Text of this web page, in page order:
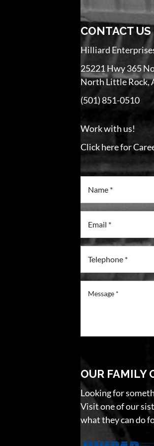
CONTACT US
Hilliard
25221 Hwy 365
North Little Rock,
(501) 851-0510
Work with us!
Click here for
OUR FAMILY
Looking for
Visit one of our
what they can do